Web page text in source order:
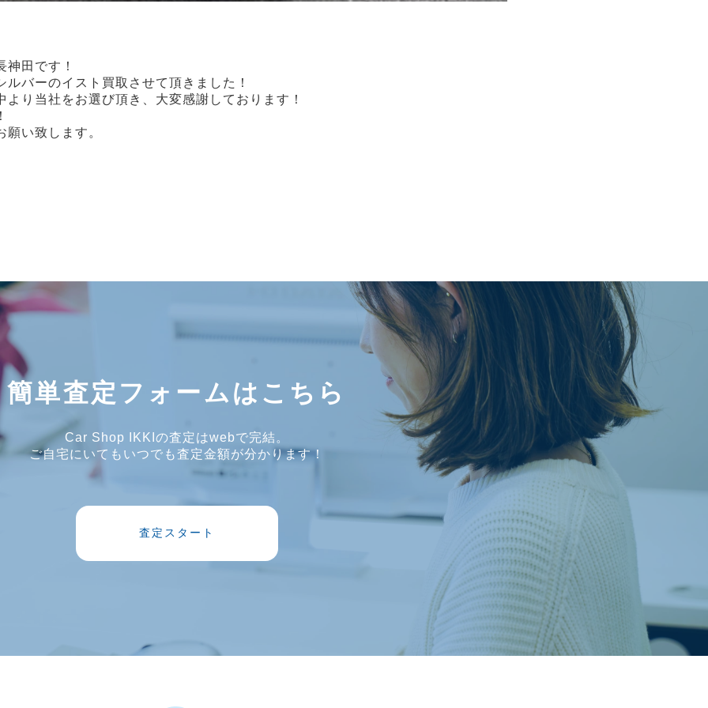
田です！
バーのイスト買取させて頂きました！
り当社をお選び頂き、大変感謝しております！
い致します。
簡単査定フォームはこちら
Car Shop IKKIの査定はwebで完結。
ご自宅にいてもいつでも査定金額が分かります！
査定スタート